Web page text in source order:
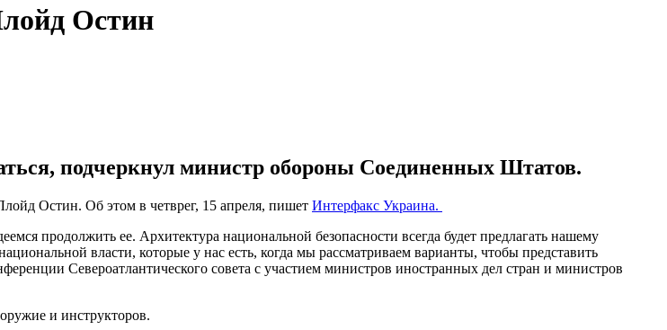
Остин
подчеркнул министр обороны Соединенных Штатов.
Остин. Об этом в четврег, 15 апреля, пишет Интерфакс Украина.
продолжить ее. Архитектура национальной безопасности всегда будет предлагать нашему
власти, которые у нас есть, когда мы рассматриваем варианты, чтобы представить
Североатлантического совета с участием министров иностранных дел стран и министров
и инструкторов.